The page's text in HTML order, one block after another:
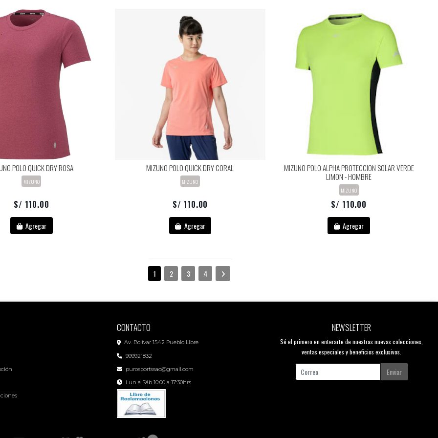
POLO QUICK DRY ROSA
MIZUNO
S/ 110.00
Agregar
MIZUNO POLO QUICK DRY CORAL
MIZUNO
S/ 110.00
Agregar
MIZUNO POLO ALPHA PROTECCION SOLAR VERDE
LIMON - HOMBRE
MIZUNO
S/ 110.00
Agregar
1 2 3 4
CONTACTO
Av. Bolívar 1542 Pueblo Libre
999921832
purosportssac@gmail.com
Lun a Sáb 10:00 a 17:30hrs
NEWSLETTER
Sé el primero en enterarte de nuestras nuevas colecciones,
ventas especiales y beneficios exclusivos.
Enviar